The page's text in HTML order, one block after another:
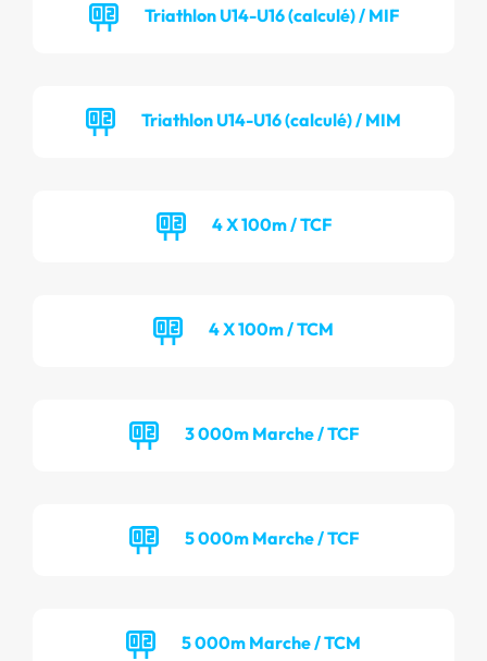
Triathlon U14-U16 (calculé) / MIF
Triathlon U14-U16 (calculé) / MIM
4 X 100m / TCF
4 X 100m / TCM
3 000m Marche / TCF
5 000m Marche / TCF
5 000m Marche / TCM